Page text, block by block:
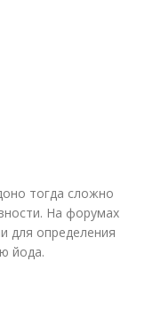
тогда сложно
На форумах
для определения
йода.